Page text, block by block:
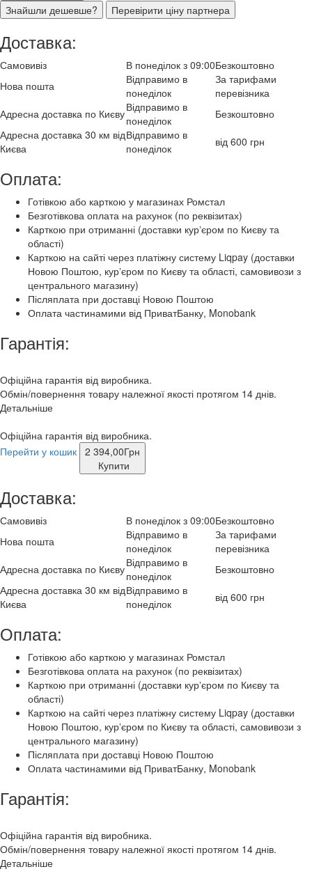
Знайшли дешевше?
Перевірити ціну партнера
Доставка:
Самовивіз В понеділок з 09:00Безкоштовно
Нова пошта
Відправимо в
понеділок
За тарифами
перевізника
Адресна доставка по КиєвуВідправимо в
понеділок
Безкоштовно
Адресна доставка 30 км від
Києва
Відправимо в
понеділок
від 600 грн
Оплата:
Готівкою або карткою у магазинах Ромстал
Безготівкова оплата на рахунок (по реквізитах)
Карткою при отриманні (доставки курʼєром по Києву та
області)
Карткою на сайті через платіжну систему Liqpay (доставки
Новою Поштою, курʼєром по Києву та області, самовивози з
центрального магазину)
Післяплата при доставці Новою Поштою
Оплата частинамими від ПриватБанку, Monobank
Гарантія:
Офіційна гарантія від виробника.
Обмін/повернення товару належної якості протягом 14 днів.
Детальніше
Офіційна гарантія від виробника.
Перейти у кошик 2 394,00Грн
Купити
Доставка:
Самовивіз В понеділок з 09:00Безкоштовно
Нова пошта
Відправимо в
понеділок
За тарифами
перевізника
Адресна доставка по КиєвуВідправимо в
понеділок
Безкоштовно
Адресна доставка 30 км від
Києва
Відправимо в
понеділок
від 600 грн
Оплата:
Готівкою або карткою у магазинах Ромстал
Безготівкова оплата на рахунок (по реквізитах)
Карткою при отриманні (доставки курʼєром по Києву та
області)
Карткою на сайті через платіжну систему Liqpay (доставки
Новою Поштою, курʼєром по Києву та області, самовивози з
центрального магазину)
Післяплата при доставці Новою Поштою
Оплата частинамими від ПриватБанку, Monobank
Гарантія:
Офіційна гарантія від виробника.
Обмін/повернення товару належної якості протягом 14 днів.
Детальніше